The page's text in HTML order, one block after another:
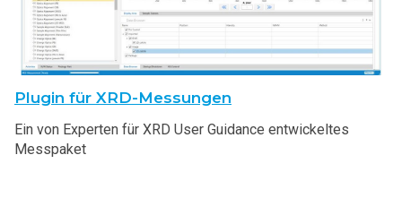
Plugin für XRD-Messungen
Ein von Experten für XRD User Guidance entwickeltes
Messpaket